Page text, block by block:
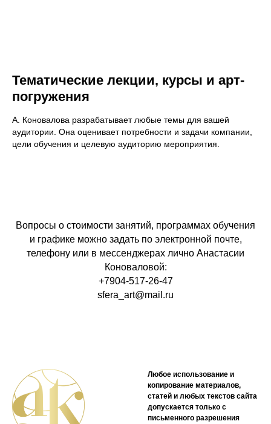
Тематические лекции, курсы и арт-
погружения
А. Коновалова разрабатывает любые темы для вашей
аудитории. Она оценивает потребности и задачи компании,
цели обучения и целевую аудиторию мероприятия.
Вопросы о стоимости занятий, программах обучения
и графике можно задать по электронной почте,
телефону или в мессенджерах лично Анастасии
Коноваловой:
+7904-517-26-47
sfera_art@mail.ru
Любое использование и
копирование материалов,
статей и любых текстов сайта
допускается только с
письменного разрешения